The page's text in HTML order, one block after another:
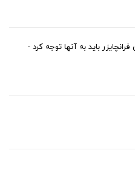
باید به آنها توجه کرد -